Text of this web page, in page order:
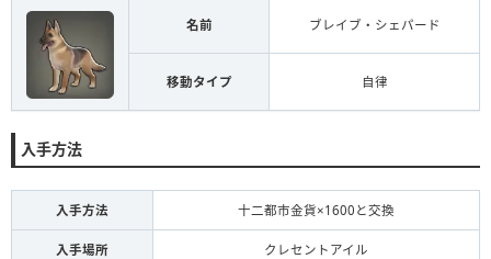
名前 ブレイブ・シェパード
移動タイプ 自律
入手方法
入手方法 十二都市金貨×1600と交換
入手場所 クレセントアイル